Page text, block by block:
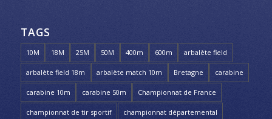
TAGS
10M 18M 25M 50M 400m 600m arbalète field
arbalète field 18m arbalète match 10m Bretagne carabine
carabine 10m carabine 50m Championnat de France
championnat de tir sportif championnat départemental